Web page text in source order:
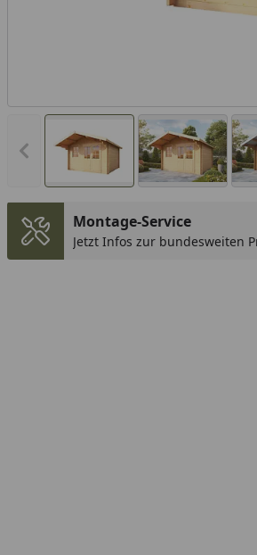
Vorheriges Bild anzeigen
Montage-Service
Jetzt Infos zur bundesweiten